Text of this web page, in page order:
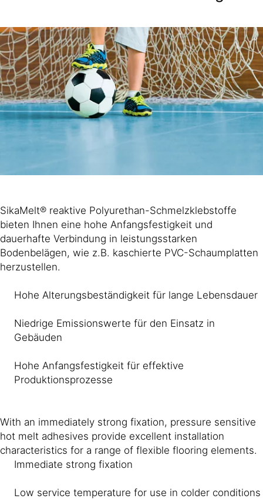
SikaMelt® reaktive Polyurethan-Schmelzklebstoffe
bieten Ihnen eine hohe Anfangsfestigkeit und
dauerhafte Verbindung in leistungsstarken
Bodenbelägen, wie z.B. kaschierte PVC-Schaumplatten
herzustellen.
Hohe Alterungsbeständigkeit für lange Lebensdauer
Niedrige Emissionswerte für den Einsatz in
Gebäuden
Hohe Anfangsfestigkeit für effektive
Produktionsprozesse
With an immediately strong fixation, pressure sensitive
hot melt adhesives provide excellent installation
characteristics for a range of flexible flooring elements.
Immediate strong fixation
Low service temperature for use in colder conditions